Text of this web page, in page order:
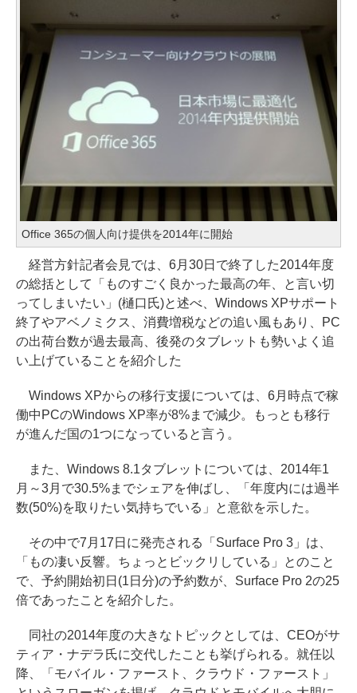
Office 365の個人向け提供を2014年に開始
経営方針記者会見では、6月30日で終了した2014年度
の総括として「ものすごく良かった最高の年、と言い切
ってしまいたい」(樋口氏)と述べ、Windows XPサポート
終了やアベノミクス、消費増税などの追い風もあり、PC
の出荷台数が過去最高、後発のタブレットも勢いよく追
い上げていることを紹介した
Windows XPからの移行支援については、6月時点で稼
働中PCのWindows XP率が8%まで減少。もっとも移行
が進んだ国の1つになっていると言う。
また、Windows 8.1タブレットについては、2014年1
月～3月で30.5%までシェアを伸ばし、「年度内には過半
数(50%)を取りたい気持ちでいる」と意欲を示した。
その中で7月17日に発売される「Surface Pro 3」は、
「もの凄い反響。ちょっとビックリしている」とのこと
で、予約開始初日(1日分)の予約数が、Surface Pro 2の25
倍であったことを紹介した。
同社の2014年度の大きなトピックとしては、CEOがサ
ティア・ナデラ氏に交代したことも挙げられる。就任以
降、「モバイル・ファースト、クラウド・ファースト」